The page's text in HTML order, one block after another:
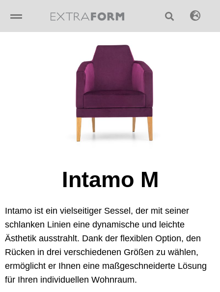
Intamo M
Intamo ist ein vielseitiger Sessel, der mit seiner
schlanken Linien eine dynamische und leichte
Ästhetik ausstrahlt. Dank der flexiblen Option, den
Rücken in drei verschiedenen Größen zu wählen,
ermöglicht er Ihnen eine maßgeschneiderte Lösung
für Ihren individuellen Wohnraum.